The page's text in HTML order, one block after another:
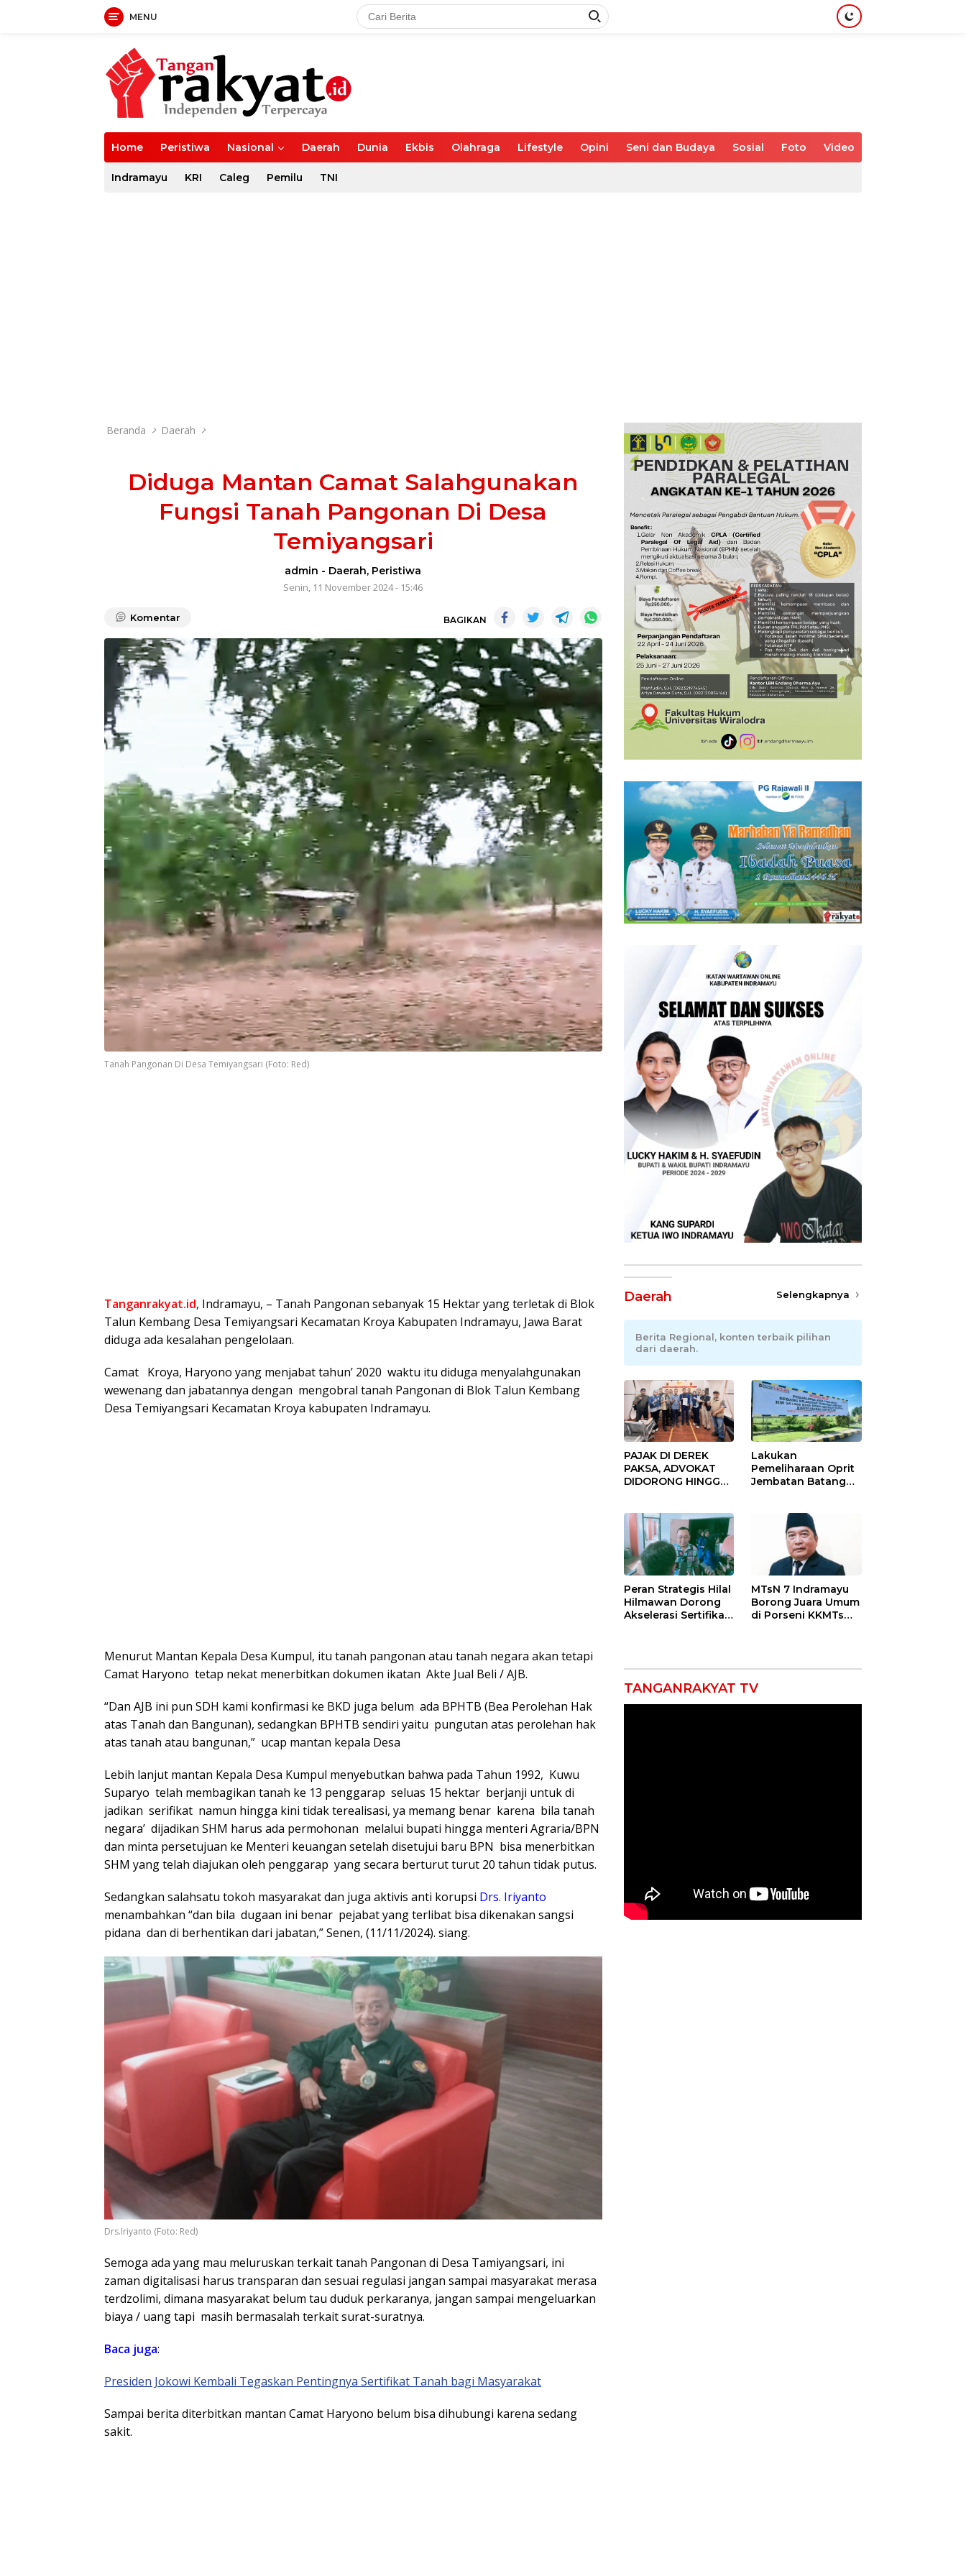
MENU
Home Peristiwa Nasional Daerah Dunia Ekbis Olahraga Lifestyle Opini Seni dan Budaya Sosial Foto Video
Indramayu KRI Caleg Pemilu TNI
Beranda Daerah
Diduga Mantan Camat Salahgunakan
Fungsi Tanah Pangonan Di Desa
Temiyangsari
admin - Daerah, Peristiwa
Senin, 11 November 2024 - 15:46
Komentar BAGIKAN
Tanah Pangonan Di Desa Temiyangsari (Foto: Red)
Tanganrakyat.id, Indramayu, – Tanah Pangonan sebanyak 15 Hektar yang terletak di Blok
Talun Kembang Desa Temiyangsari Kecamatan Kroya Kabupaten Indramayu, Jawa Barat
diduga ada kesalahan pengelolaan.
Camat Kroya, Haryono yang menjabat tahun’ 2020 waktu itu diduga menyalahgunakan
wewenang dan jabatannya dengan mengobral tanah Pangonan di Blok Talun Kembang
Desa Temiyangsari Kecamatan Kroya kabupaten Indramayu.
Menurut Mantan Kepala Desa Kumpul, itu tanah pangonan atau tanah negara akan tetapi
Camat Haryono tetap nekat menerbitkan dokumen ikatan Akte Jual Beli / AJB.
“Dan AJB ini pun SDH kami konfirmasi ke BKD juga belum ada BPHTB (Bea Perolehan Hak
atas Tanah dan Bangunan), sedangkan BPHTB sendiri yaitu pungutan atas perolehan hak
atas tanah atau bangunan,” ucap mantan kepala Desa
Lebih lanjut mantan Kepala Desa Kumpul menyebutkan bahwa pada Tahun 1992, Kuwu
Suparyo telah membagikan tanah ke 13 penggarap seluas 15 hektar berjanji untuk di
jadikan serifikat namun hingga kini tidak terealisasi, ya memang benar karena bila tanah
negara’ dijadikan SHM harus ada permohonan melalui bupati hingga menteri Agraria/BPN
dan minta persetujuan ke Menteri keuangan setelah disetujui baru BPN bisa menerbitkan
SHM yang telah diajukan oleh penggarap yang secara berturut turut 20 tahun tidak putus.
Sedangkan salahsatu tokoh masyarakat dan juga aktivis anti korupsi Drs. Iriyanto
menambahkan “dan bila dugaan ini benar pejabat yang terlibat bisa dikenakan sangsi
pidana dan di berhentikan dari jabatan,” Senen, (11/11/2024). siang.
Drs.Iriyanto (Foto: Red)
Semoga ada yang mau meluruskan terkait tanah Pangonan di Desa Tamiyangsari, ini
zaman digitalisasi harus transparan dan sesuai regulasi jangan sampai masyarakat merasa
terdzolimi, dimana masyarakat belum tau duduk perkaranya, jangan sampai mengeluarkan
biaya / uang tapi masih bermasalah terkait surat-suratnya.
Baca juga:
Presiden Jokowi Kembali Tegaskan Pentingnya Sertifikat Tanah bagi Masyarakat
Sampai berita diterbitkan mantan Camat Haryono belum bisa dihubungi karena sedang
sakit.
Daerah Selengkapnya
Berita Regional, konten terbaik pilihan
dari daerah.
PAJAK DI DEREK
PAKSA, ADVOKAT
DIDORONG HINGGA
Advokat Riau
Ngamuk Kepung
Polresta Pekanbaru!
Lakukan
Pemeliharaan Oprit
Jembatan Batang
Contraflow di KM 55
Tol Binjai–Langsa
Peran Strategis Hilal
Hilmawan Dorong
Akselerasi Sertifikasi
Indramayu
MTsN 7 Indramayu
Borong Juara Umum
di Porseni KKMTs
TANGANRAKYAT TV